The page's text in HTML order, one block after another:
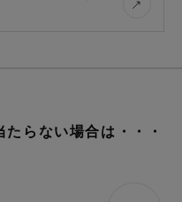
らない場合は・・・